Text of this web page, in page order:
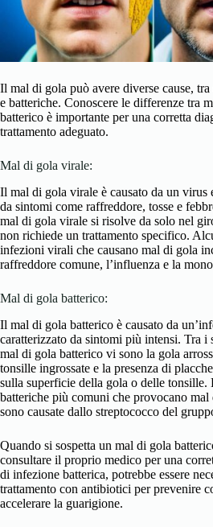
Il mal di gola può avere diverse cause,
e batteriche. Conoscere le differenze tra
batterico è importante per una corretta
trattamento adeguato.
Mal di gola virale:
Il mal di gola virale è causato da un virus
da sintomi come raffreddore, tosse e
mal di gola virale si risolve da solo nel
non richiede un trattamento specifico.
infezioni virali che causano mal di gola
raffreddore comune, l’influenza e la
Mal di gola batterico:
Il mal di gola batterico è causato da
caratterizzato da sintomi più intensi. Tra i
mal di gola batterico vi sono la gola
tonsille ingrossate e la presenza di
sulla superficie della gola o delle tonsille.
batteriche più comuni che provocano
sono causate dallo streptococco del
Quando si sospetta un mal di gola
consultare il proprio medico per una
di infezione batterica, potrebbe essere
trattamento con antibiotici per prevenire
accelerare la guarigione.